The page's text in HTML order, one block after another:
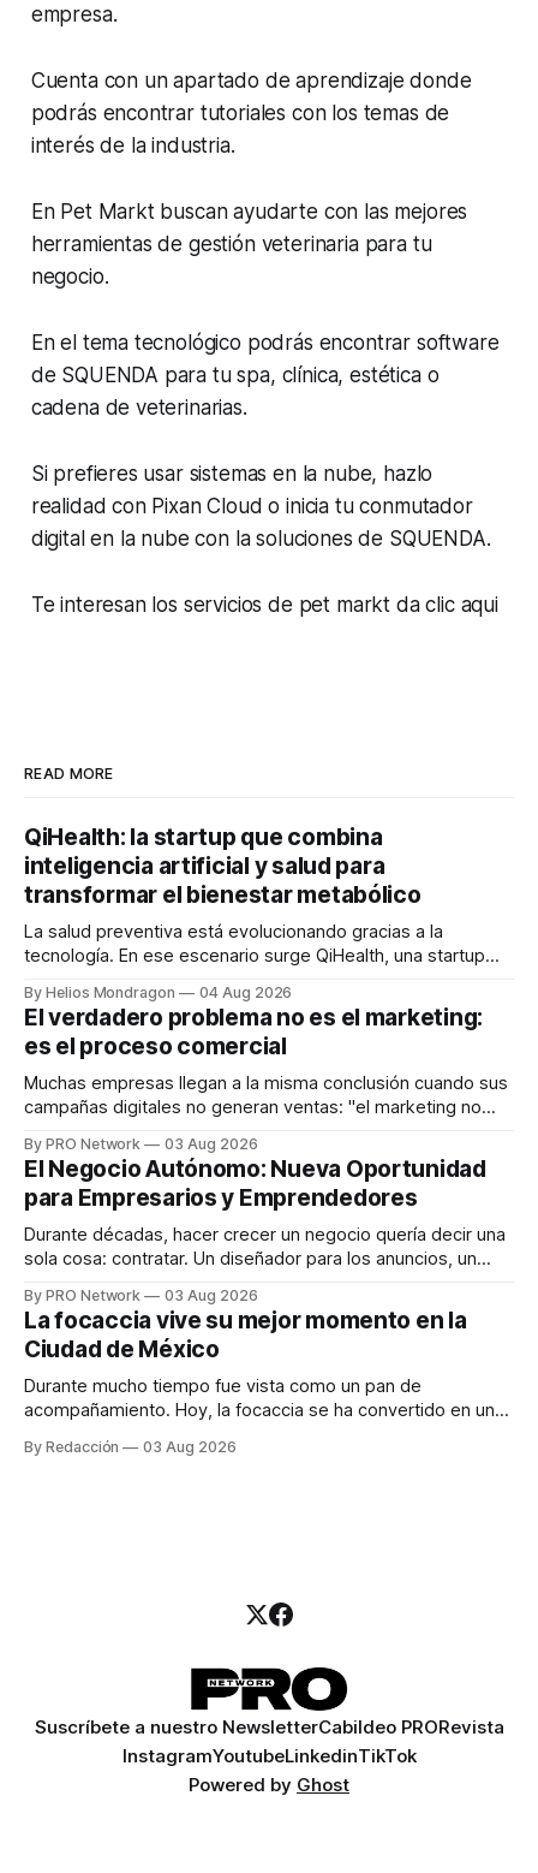
empresa.
Cuenta con un apartado de aprendizaje donde
podrás encontrar tutoriales con los temas de
interés de la industria.
En Pet Markt buscan ayudarte con las mejores
herramientas de gestión veterinaria para tu
negocio.
En el tema tecnológico podrás encontrar software
de SQUENDA para tu spa, clínica, estética o
cadena de veterinarias.
Si prefieres usar sistemas en la nube, hazlo
realidad con Pixan Cloud o inicia tu conmutador
digital en la nube con la soluciones de SQUENDA.
Te interesan los servicios de pet markt da clic aqui
READ MORE
QiHealth: la startup que combina
inteligencia artificial y salud para
transformar el bienestar metabólico
La salud preventiva está evolucionando gracias a la
tecnología. En ese escenario surge QiHealth, una startup
dispositivos inteligentes, inteligencia artificial y monitoreo
en tiempo real para ayudar a las personas a tomar mejores
decisiones sobre su salud metabólica. Su propuesta busca
responder
By Helios Mondragon 04 Aug 2026
El verdadero problema no es el marketing:
es el proceso comercial
Muchas empresas llegan a la misma conclusión cuando sus
campañas digitales no generan ventas: "el marketing no
INTERIUS, el problema suele estar en otro lugar. Durante
una entrevista para el podcast SER PRO, el especialista en
marketing digital explicó que
By PRO Network 03 Aug 2026
El Negocio Autónomo: Nueva Oportunidad
para Empresarios y Emprendedores
Durante décadas, hacer crecer un negocio quería decir una
sola cosa: contratar. Un diseñador para los anuncios, un
para los textos, alguien que supiera de publicidad digital
para encontrar prospectos, un vendedor para atender
llamadas y mensajes, y —con suerte— una persona
By PRO Network 03 Aug 2026
La focaccia vive su mejor momento en la
Ciudad de México
Durante mucho tiempo fue vista como un pan de
acompañamiento. Hoy, la focaccia se ha convertido en uno
artesanal, ingredientes de calidad y experiencias que
By Redacción 03 Aug 2026
Suscríbete a nuestro NewsletterCabildeo PRORevista
InstagramYoutubeLinkedinTikTok
Powered by Ghost